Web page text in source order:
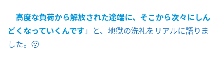
高度な負荷から解放された途端に、そこから次々にしん
どくなっていくんです 」と、地獄の洗礼をリアルに語りま
した。🤢